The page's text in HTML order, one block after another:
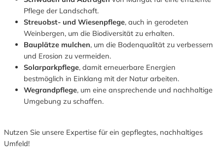
Pflege der Landschaft.
Streuobst- und Wiesenpflege, auch in gerodeten
Weinbergen, um die Biodiversität zu erhalten.
Bauplätze mulchen, um die Bodenqualität zu verbessern
und Erosion zu vermeiden.
Solarparkpflege, damit erneuerbare Energien
bestmöglich in Einklang mit der Natur arbeiten.
Wegrandpflege, um eine ansprechende und nachhaltige
Umgebung zu schaffen.
Nutzen Sie unsere Expertise für ein gepflegtes, nachhaltiges
Umfeld!